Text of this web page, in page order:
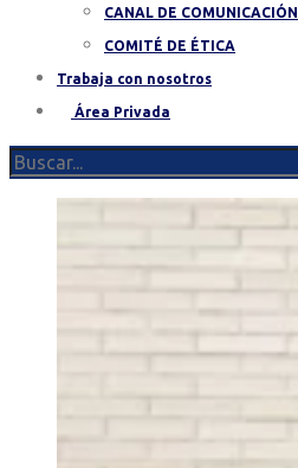
CANAL DE COMUNICACIÓN
COMITÉ DE ÉTICA
Trabaja con nosotros
Área Privada